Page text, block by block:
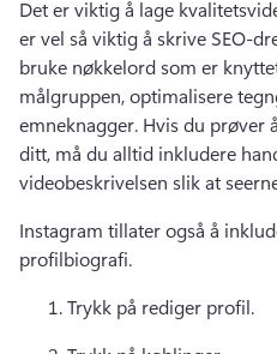
Det er viktig å lage
er vel så viktig å skrive SEO-
bruke nøkkelord som er
målgruppen, optimalisere
emneknagger. Hvis du prøver
ditt, må du alltid inkludere
videobeskrivelsen slik at
Instagram tillater også å
profilbiografi.
Trykk på rediger profil.